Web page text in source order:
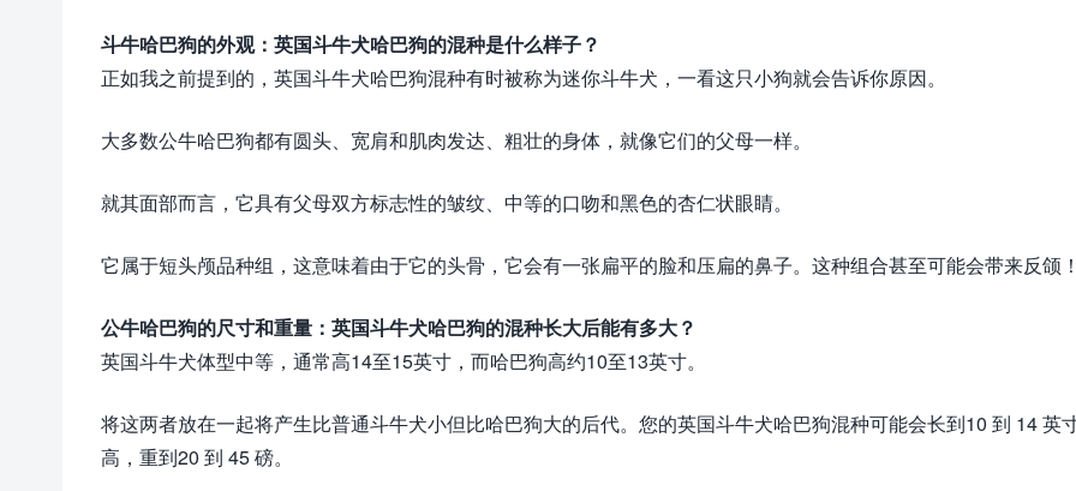
斗牛哈巴狗的外观：英国斗牛犬哈巴狗的混种是什么样子？
正如我之前提到的，英国斗牛犬哈巴狗混种有时被称为迷你斗牛犬，一看这只小狗就会告诉你原因。
大多数公牛哈巴狗都有圆头、宽肩和肌肉发达、粗壮的身体，就像它们的父母一样。
就其面部而言，它具有父母双方标志性的皱纹、中等的口吻和黑色的杏仁状眼睛。
它属于短头颅品种组，这意味着由于它的头骨，它会有一张扁平的脸和压扁的鼻子。这种组合甚至可能会带来反颌
公牛哈巴狗的尺寸和重量：英国斗牛犬哈巴狗的混种长大后能有多大？
英国斗牛犬体型中等，通常高14至15英寸，而哈巴狗高约10至13英寸。
将这两者放在一起将产生比普通斗牛犬小但比哈巴狗大的后代。您的英国斗牛犬哈巴狗混种可能会长到10 到 14 英
高，重到20 到 45 磅。